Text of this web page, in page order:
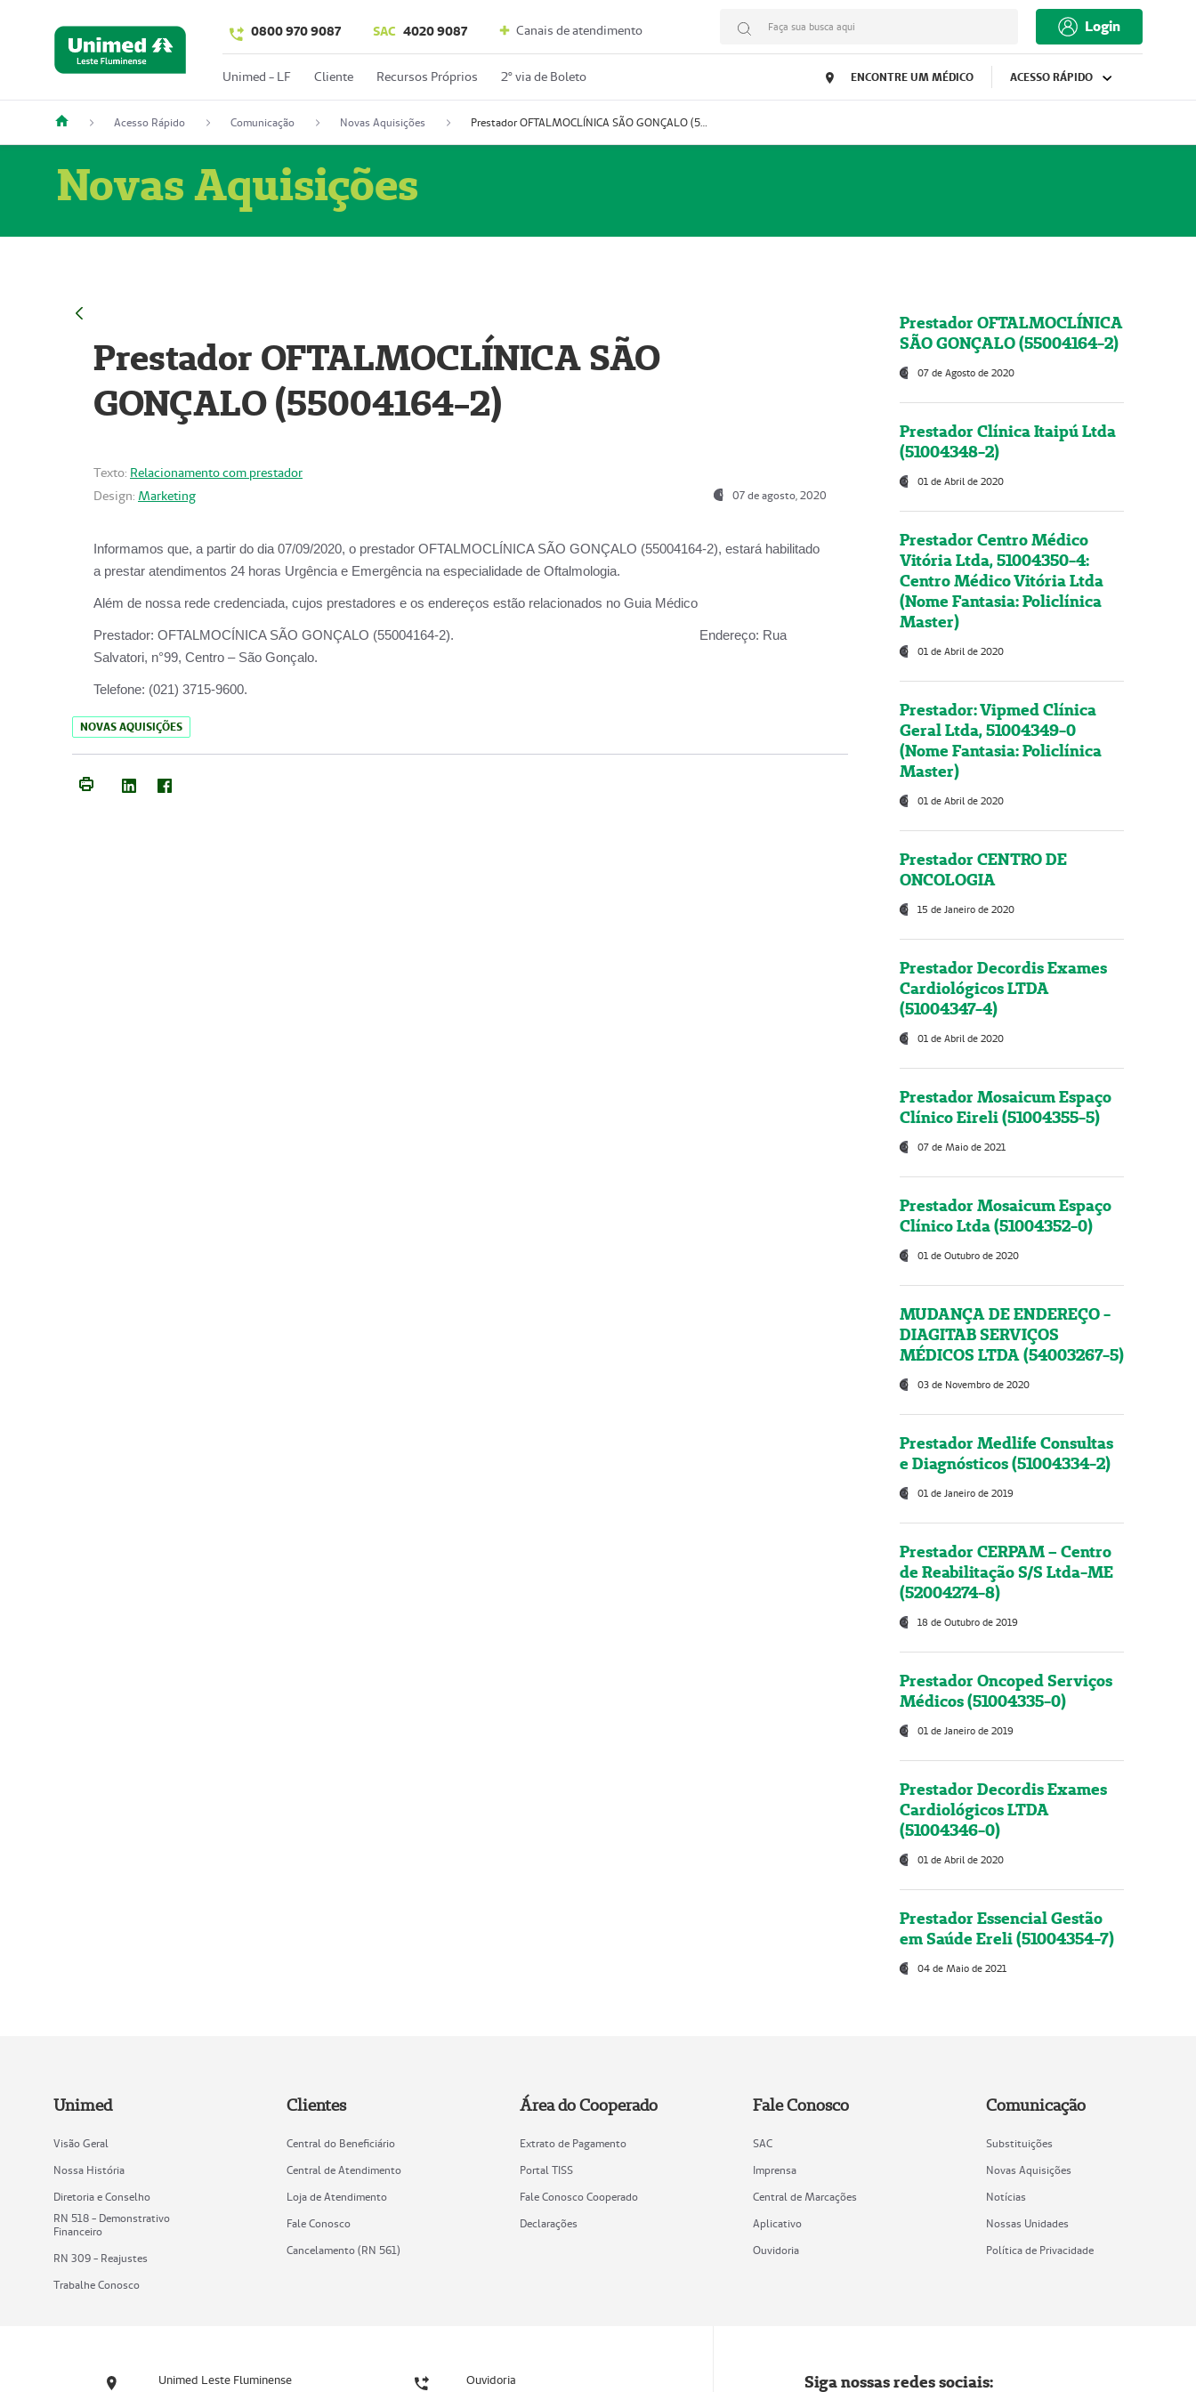
0800 970 9087 SAC 4020 9087 Canais de atendimento Faça sua busca aqui Login
Unimed - LF Cliente Recursos Próprios 2º via de Boleto ENCONTRE UM MÉDICO ACESSO RÁPIDO
Acesso Rápido Comunicação Novas Aquisições Prestador OFTALMOCLÍNICA SÃO GONÇALO (55004164-2)
Novas Aquisições
Prestador OFTALMOCLÍNICA SÃO
GONÇALO (55004164-2)
Texto: Relacionamento com prestador
Design: Marketing 07 de agosto, 2020
Informamos que, a partir do dia 07/09/2020, o prestador OFTALMOCLÍNICA SÃO GONÇALO (55004164-2), estará habilitado
a prestar atendimentos 24 horas Urgência e Emergência na especialidade de Oftalmologia.
Além de nossa rede credenciada, cujos prestadores e os endereços estão relacionados no Guia Médico
Prestador: OFTALMOCÍNICA SÃO GONÇALO (55004164-2). Endereço: Rua
Salvatori, n°99, Centro – São Gonçalo.
Telefone: (021) 3715-9600.
NOVAS AQUISIÇÕES
Prestador OFTALMOCLÍNICA
SÃO GONÇALO (55004164-2)
07 de Agosto de 2020
Prestador Clínica Itaipú Ltda
(51004348-2)
01 de Abril de 2020
Prestador Centro Médico
Vitória Ltda, 51004350-4:
Centro Médico Vitória Ltda
(Nome Fantasia: Policlínica
Master)
01 de Abril de 2020
Prestador: Vipmed Clínica
Geral Ltda, 51004349-0
(Nome Fantasia: Policlínica
Master)
01 de Abril de 2020
Prestador CENTRO DE
ONCOLOGIA
15 de Janeiro de 2020
Prestador Decordis Exames
Cardiológicos LTDA
(51004347-4)
01 de Abril de 2020
Prestador Mosaicum Espaço
Clínico Eireli (51004355-5)
07 de Maio de 2021
Prestador Mosaicum Espaço
Clínico Ltda (51004352-0)
01 de Outubro de 2020
MUDANÇA DE ENDEREÇO -
DIAGITAB SERVIÇOS
MÉDICOS LTDA (54003267-5)
03 de Novembro de 2020
Prestador Medlife Consultas
e Diagnósticos (51004334-2)
01 de Janeiro de 2019
Prestador CERPAM – Centro
de Reabilitação S/S Ltda-ME
(52004274-8)
18 de Outubro de 2019
Prestador Oncoped Serviços
Médicos (51004335-0)
01 de Janeiro de 2019
Prestador Decordis Exames
Cardiológicos LTDA
(51004346-0)
01 de Abril de 2020
Prestador Essencial Gestão
em Saúde Ereli (51004354-7)
04 de Maio de 2021
Unimed
Visão Geral
Nossa História
Diretoria e Conselho
RN 518 - Demonstrativo
Financeiro
RN 309 - Reajustes
Trabalhe Conosco
Clientes
Central do Beneficiário
Central de Atendimento
Loja de Atendimento
Fale Conosco
Cancelamento (RN 561)
Área do Cooperado
Extrato de Pagamento
Portal TISS
Fale Conosco Cooperado
Declarações
Fale Conosco
SAC
Imprensa
Central de Marcações
Aplicativo
Ouvidoria
Comunicação
Substituições
Novas Aquisições
Notícias
Nossas Unidades
Política de Privacidade
Unimed Leste Fluminense Ouvidoria Siga nossas redes sociais: